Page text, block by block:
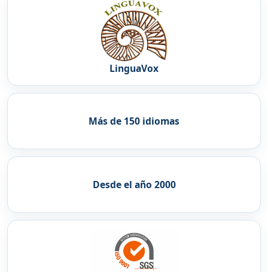
LinguaVox
Más de 150 idiomas
Desde el año 2000